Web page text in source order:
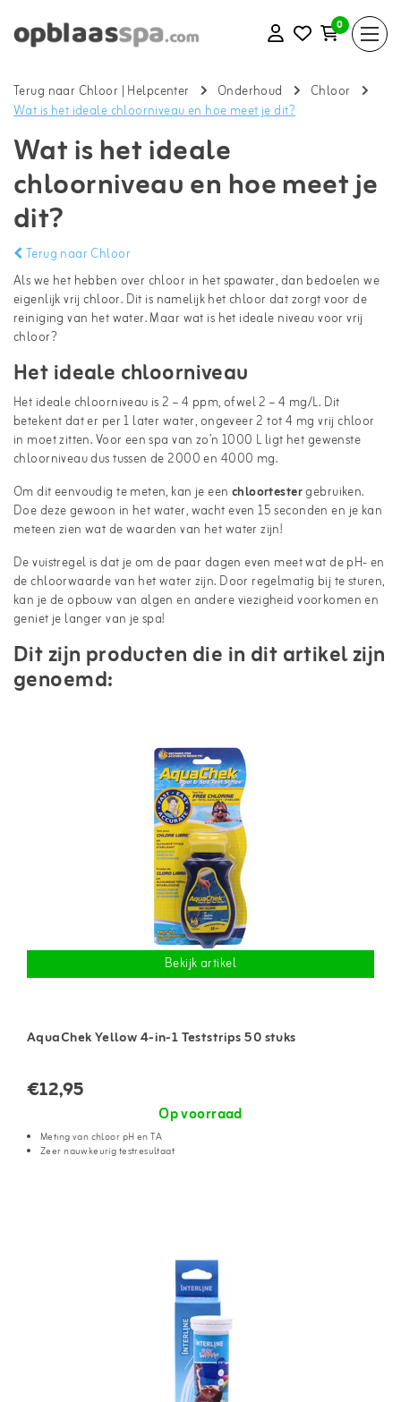
0
Terug naar Chloor | Helpcenter Onderhoud
Chloor
Wat is het ideale chloorniveau en hoe meet je dit?
Wat is het ideale
chloorniveau en hoe meet je
dit?
Terug naar Chloor
Als we het hebben over chloor in het spawater, dan bedoelen we
eigenlijk vrij chloor. Dit is namelijk het chloor dat zorgt voor de
reiniging van het water. Maar wat is het ideale niveau voor vrij
chloor?
Het ideale chloorniveau
Het ideale chloorniveau is 2 – 4 ppm, ofwel 2 – 4 mg/L. Dit
betekent dat er per 1 later water, ongeveer 2 tot 4 mg vrij chloor
in moet zitten. Voor een spa van zo’n 1000 L ligt het gewenste
chloorniveau dus tussen de 2000 en 4000 mg.
Om dit eenvoudig te meten, kan je een chloortestergebruiken.
Doe deze gewoon in het water, wacht even 15 seconden en je kan
meteen zien wat de waarden van het water zijn!
De vuistregel is dat je om de paar dagen even meet wat de pH- en
de chloorwaarde van het water zijn. Door regelmatig bij te sturen,
kan je de opbouw van algen en andere viezigheid voorkomen en
geniet je langer van je spa!
Dit zijn producten die in dit artikel zijn
genoemd:
Bekijk artikel
AquaChek Yellow 4-in-1 Teststrips 50 stuks
€12,95
Op voorraad
Meting van chloor pH en TA
Zeer nauwkeurig testresultaat